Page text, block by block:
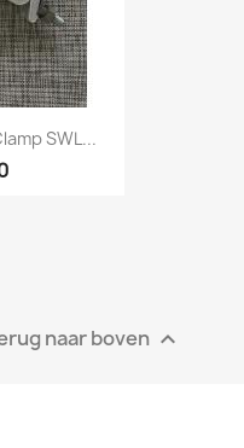
SWL...
naar boven 